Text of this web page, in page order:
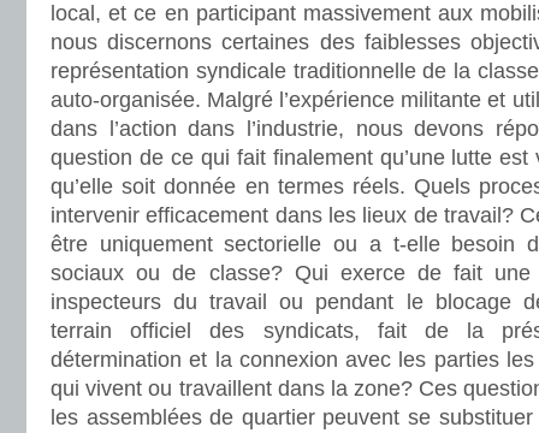
local, et ce en participant massivement aux
nous discernons certaines des faiblesses
représentation syndicale traditionnelle de la
auto-organisée. Malgré l’expérience militante et
dans l’action dans l’industrie, nous devons
question de ce qui fait finalement qu’une lutte
qu’elle soit donnée en termes réels. Quels
intervenir efficacement dans les lieux de travail?
être uniquement sectorielle ou a t-elle besoin
sociaux ou de classe? Qui exerce de fait
inspecteurs du travail ou pendant le blocage
terrain officiel des syndicats, fait de la
détermination et la connexion avec les parties
qui vivent ou travaillent dans la zone? Ces
les assemblées de quartier peuvent se